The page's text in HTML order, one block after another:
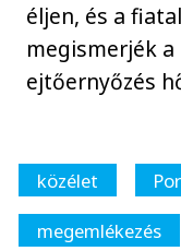
éljen, és a
megismerjék
ejtőernyőzés
közélet
megemlékezés